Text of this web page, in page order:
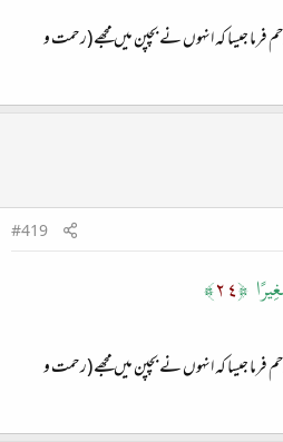
جیسا کہ انہوں نے بچپن میں مجھے (رحمت و
#419
﴿٢٤﴾
جیسا کہ انہوں نے بچپن میں مجھے (رحمت و